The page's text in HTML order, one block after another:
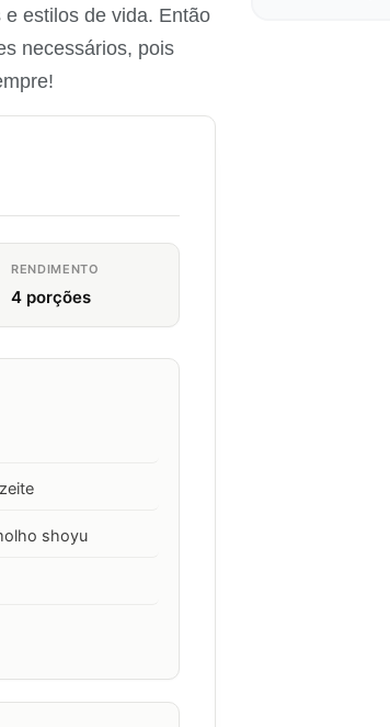
estilos de vida. Então
necessários, pois
RENDIMENTO
4 porções
shoyu